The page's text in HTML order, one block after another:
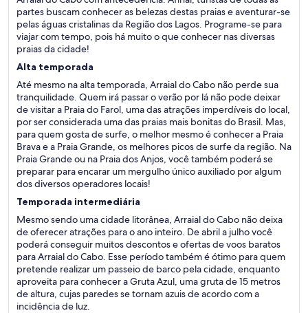
partes buscam conhecer as belezas destas praias e aventurar-se
pelas águas cristalinas da Região dos Lagos. Programe-se para
viajar com tempo, pois há muito o que conhecer nas diversas
praias da cidade!
Alta temporada
Até mesmo na alta temporada, Arraial do Cabo não perde sua
tranquilidade. Quem irá passar o verão por lá não pode deixar
de visitar a Praia do Farol, uma das atrações imperdíveis do local,
por ser considerada uma das praias mais bonitas do Brasil. Mas,
para quem gosta de surfe, o melhor mesmo é conhecer a Praia
Brava e a Praia Grande, os melhores picos de surfe da região. Na
Praia Grande ou na Praia dos Anjos, você também poderá se
preparar para encarar um mergulho único auxiliado por algum
dos diversos operadores locais!
Temporada intermediária
Mesmo sendo uma cidade litorânea, Arraial do Cabo não deixa
de oferecer atrações para o ano inteiro. De abril a julho você
poderá conseguir muitos descontos e ofertas de voos baratos
para Arraial do Cabo. Esse período também é ótimo para quem
pretende realizar um passeio de barco pela cidade, enquanto
aproveita para conhecer a Gruta Azul, uma gruta de 15 metros
de altura, cujas paredes se tornam azuis de acordo com a
incidência de luz.